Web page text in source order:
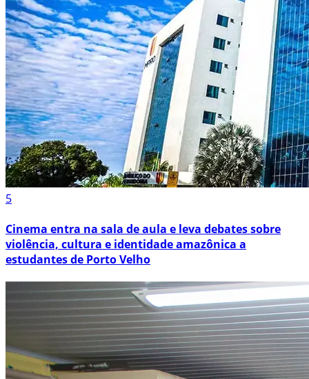
5
Cinema entra na sala de aula e leva debates sobre
violência, cultura e identidade amazônica a
estudantes de Porto Velho